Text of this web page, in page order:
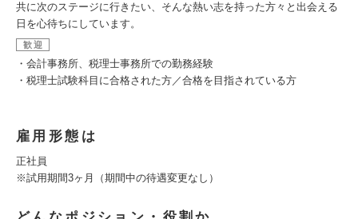
共に次のステージに行きたい、そんな熱い志を持った方々と出会える
日を心待ちにしています。
歓迎
・会計事務所、税理士事務所での勤務経験
・税理士試験科目に合格された方／合格を目指されている方
雇用形態は
正社員
※試用期間3ヶ月（期間中の待遇変更なし）